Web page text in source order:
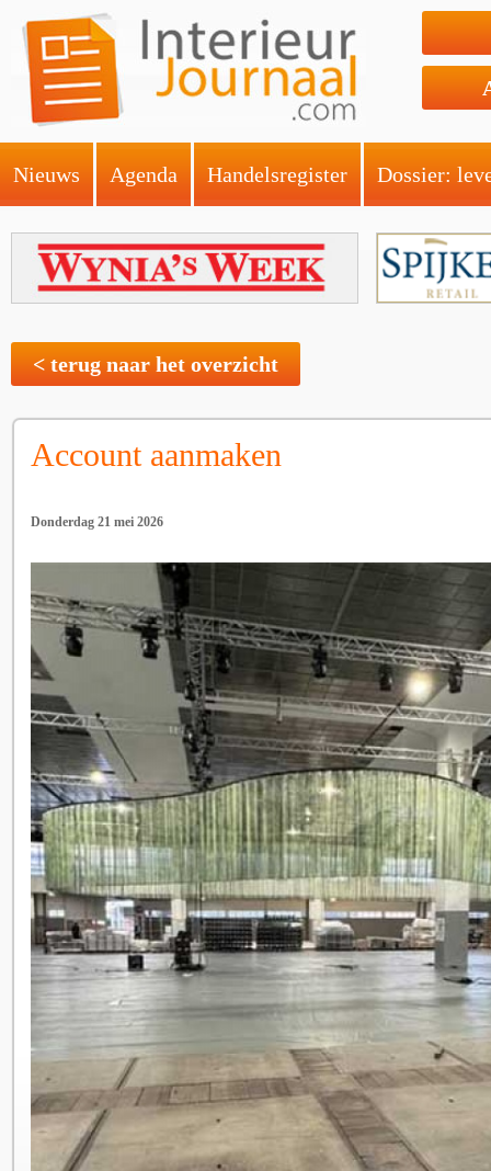
Nieuws Agenda Handelsregister Dossier:
< terug naar het overzicht
Account aanmaken
Donderdag 21 mei 2026